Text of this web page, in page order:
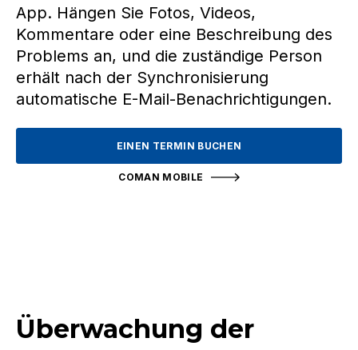
App. Hängen Sie Fotos, Videos,
Kommentare oder eine Beschreibung des
Problems an, und die zuständige Person
erhält nach der Synchronisierung
automatische E-Mail-Benachrichtigungen.
EINEN TERMIN BUCHEN
COMAN MOBILE
Überwachung der